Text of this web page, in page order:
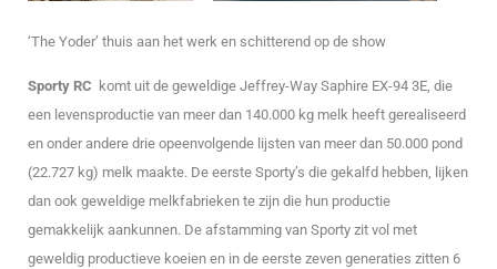
‘The Yoder’ thuis aan het werk en schitterend op de show
Sporty RC komt uit de geweldige Jeffrey-Way Saphire EX-94 3E, die
een levensproductie van meer dan 140.000 kg melk heeft gerealiseerd
en onder andere drie opeenvolgende lijsten van meer dan 50.000 pond
(22.727 kg) melk maakte. De eerste Sporty’s die gekalfd hebben, lijken
dan ook geweldige melkfabrieken te zijn die hun productie
gemakkelijk aankunnen. De afstamming van Sporty zit vol met
geweldig productieve koeien en in de eerste zeven generaties zitten 6